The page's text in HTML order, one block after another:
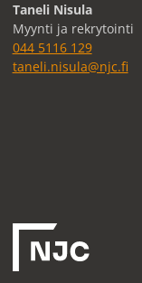
Taneli Nisula
Myynti ja rekrytointi
044 5116 129
taneli.nisula@njc.fi